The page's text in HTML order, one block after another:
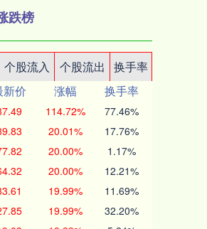
跌榜
个股流入 个股流出
换手率
新价 涨幅
换手率
114.72% 77.46%
20.01% 17.76%
20.00% 1.17%
20.00% 12.21%
19.99% 11.69%
19.99% 32.20%